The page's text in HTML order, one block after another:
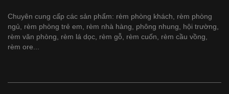
Chuyên cung cấp các sản phẩm: rèm phòng khách, rèm phòng
ngủ, rèm phòng trẻ em, rèm nhà hàng, phông nhung, hội trường,
rèm văn phòng, rèm lá dọc, rèm gỗ, rèm cuốn, rèm cầu vồng,
rèm ore...